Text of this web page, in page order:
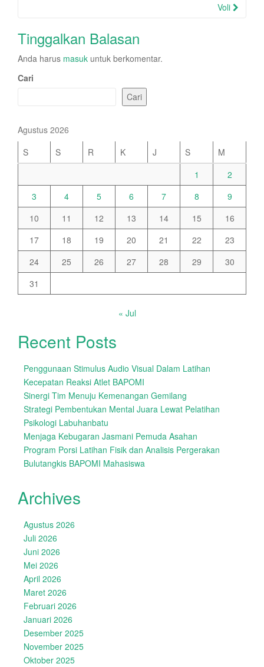
Voli
Tinggalkan Balasan
Anda harus masuk untuk berkomentar.
Cari
Cari
Agustus 2026
S
S R K J S
M
1
2
3
4 5 6 7 8
9
10
11 12 13 14 15
16
17
18 19 20 21 22
23
24
25 26 27 28 29
30
31
« Jul
Recent Posts
Penggunaan Stimulus Audio Visual Dalam Latihan
Kecepatan Reaksi Atlet BAPOMI
Sinergi Tim Menuju Kemenangan Gemilang
Strategi Pembentukan Mental Juara Lewat Pelatihan
Psikologi Labuhanbatu
Menjaga Kebugaran Jasmani Pemuda Asahan
Program Porsi Latihan Fisik dan Analisis Pergerakan
Bulutangkis BAPOMI Mahasiswa
Archives
Agustus 2026
Juli 2026
Juni 2026
Mei 2026
April 2026
Maret 2026
Februari 2026
Januari 2026
Desember 2025
November 2025
Oktober 2025